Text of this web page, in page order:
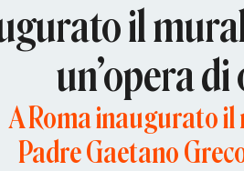
il
un’opera
A Roma inaugurato il
Padre Gaetano